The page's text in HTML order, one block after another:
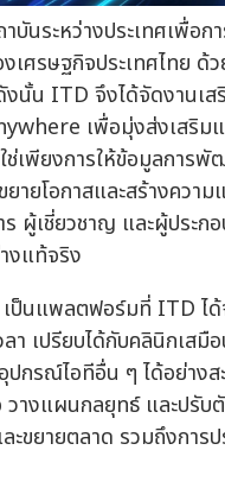
นระหว่างประเทศเพื่อ
ศรษฐกิจประเทศไทย ด้
นั้น ITD จึงได้จัดงานเส
เพื่อมุ่งส่งเสริมแ
เพียงการให้ข้อมูลการ
ายโอกาสและสร้างควา
ผู้เชี่ยวชาญ และผู้ประ
งแท้จริง
แพลตฟอร์มที่ ITD ได้
เปรียบได้กับคลินิกเสมื
กรณ์ไอทีอื่น ๆ ได้อย่าง
างแผนกลยุทธ์ และปรับ
ะขยายตลาด รวมถึงกา